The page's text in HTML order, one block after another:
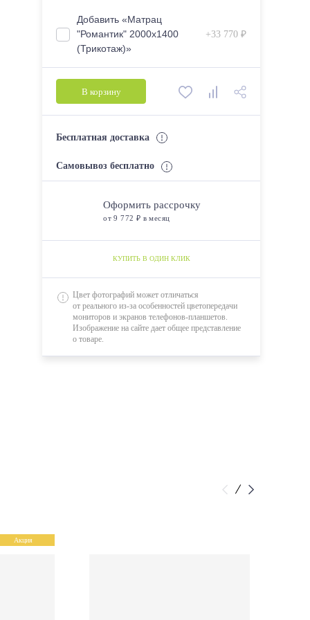
Добавить «Матрац
"Романтик" 2000х1400
(Трикотаж)»
+33 770 ₽
В корзину
Бесплатная доставка
Самовывоз бесплатно
Оформить рассрочку
от 9 772 ₽ в месяц
КУПИТЬ В ОДИН КЛИК
Цвет фотографий может отличаться
от реального из-за особенностей цветопередачи
мониторов и экранов телефонов-планшетов.
Изображение на сайте дает общее представление
о товаре.
Акция